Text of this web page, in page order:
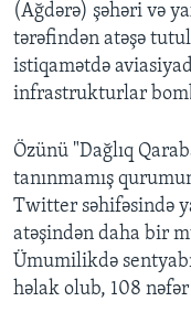
(Ağdərə) şəhəri və
tərəfindən atəşə
istiqamətdə
infrastrukturlar
Özünü "Dağlıq
tanınmamış
Twitter səhifəsində
atəşindən daha bir
Ümumilikdə
həlak olub, 108